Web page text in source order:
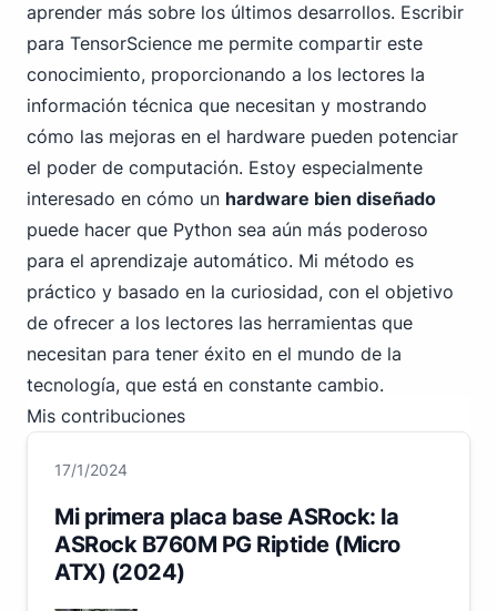
aprender más sobre los últimos desarrollos. Escribir
para TensorScience me permite compartir este
conocimiento, proporcionando a los lectores la
información técnica que necesitan y mostrando
cómo las mejoras en el hardware pueden potenciar
el poder de computación. Estoy especialmente
interesado en cómo un hardware bien diseñado
puede hacer que Python sea aún más poderoso
para el aprendizaje automático. Mi método es
práctico y basado en la curiosidad, con el objetivo
de ofrecer a los lectores las herramientas que
necesitan para tener éxito en el mundo de la
tecnología, que está en constante cambio.
Mis contribuciones
17/1/2024
Mi primera placa base ASRock: la
ASRock B760M PG Riptide (Micro
ATX) (2024)